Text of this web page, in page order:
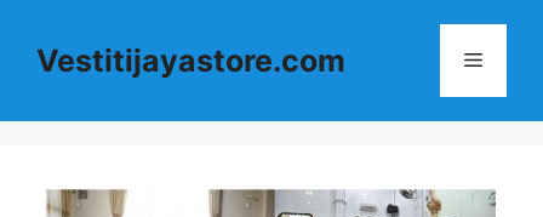
Vestitijayastore.com Menu